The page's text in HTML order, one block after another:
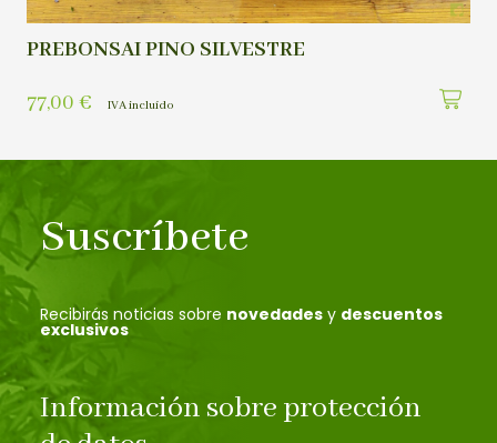
PREBONSAI PINO SILVESTRE
77,00 € IVA incluído
Suscríbete
Recibirás noticias sobre novedades y descuentos
exclusivos
Información sobre protección